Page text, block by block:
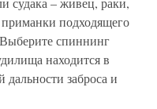
подходящего
спиннинг
находится в
заброса и